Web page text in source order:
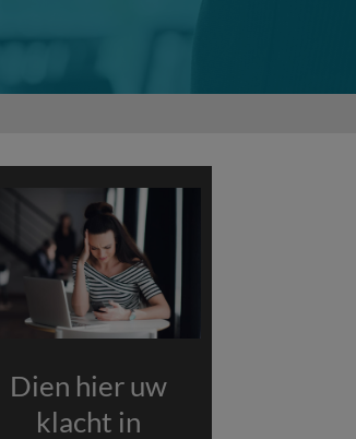
Dien hier uw
klacht in